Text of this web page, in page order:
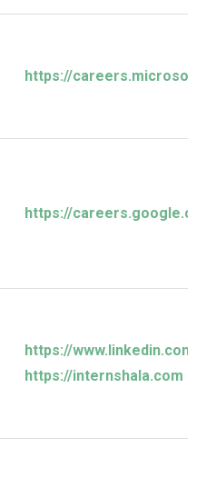
https://
https://
https://www.linkedin.com/
https://internshala.com